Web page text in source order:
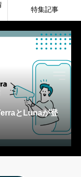
特集記事
とLunaが登